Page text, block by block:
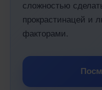
сложностью
прокрастинацей и
факторами.